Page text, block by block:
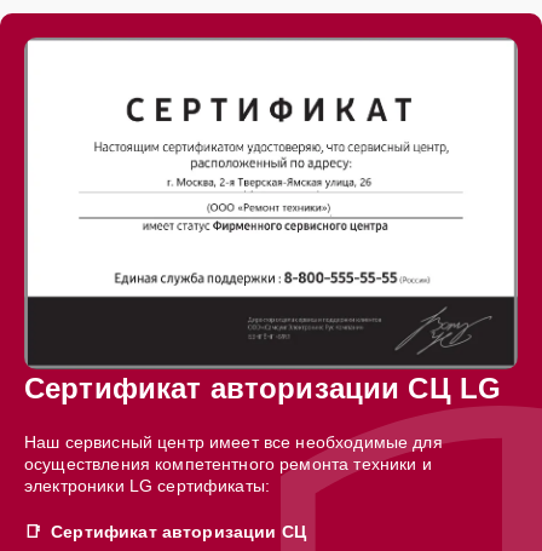
Сертификат авторизации СЦ LG
Наш сервисный центр имеет все необходимые для
осуществления компетентного ремонта техники и
электроники LG сертификаты:
Сертификат авторизации СЦ